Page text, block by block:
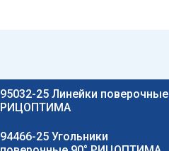
95032-25 Линейки поверочные
РИЦОПТИМА
94466-25 Угольники